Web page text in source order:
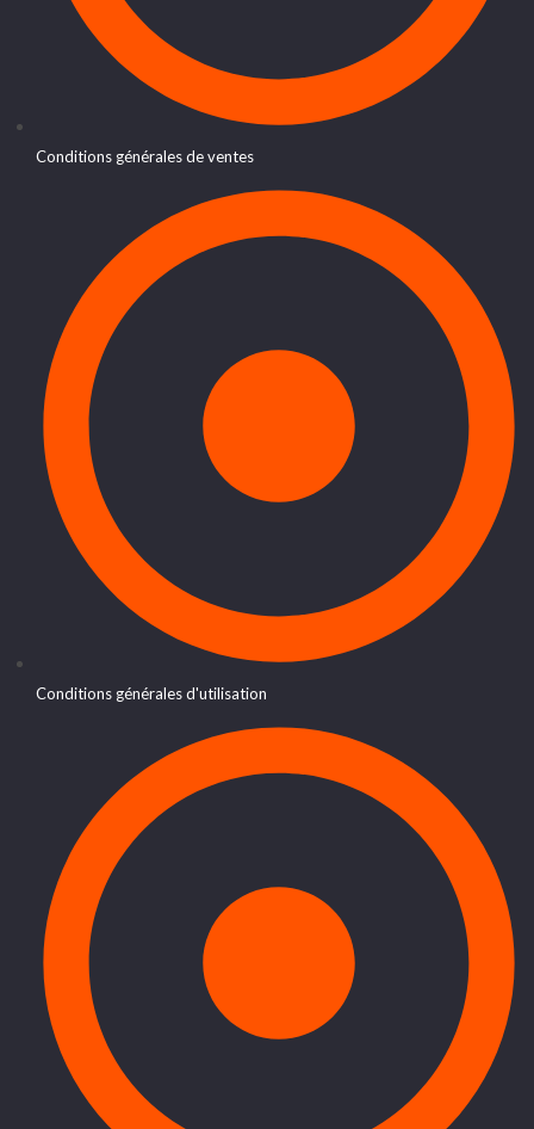
Conditions générales de ventes
Conditions générales d'utilisation